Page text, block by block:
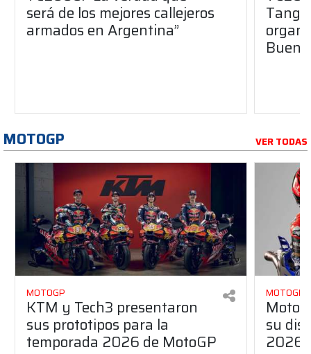
será de los mejores callejeros
armados en Argentina”
MOTOGP VER TODAS
MOTOGP
KTM y Tech3 presentaron
sus prototipos para la
temporada 2026 de MotoGP
MOTOGP
su
2026